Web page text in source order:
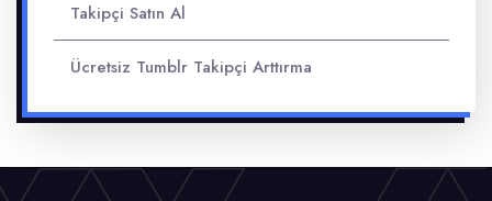
Takipçi Satın Al
Ücretsiz Tumblr Takipçi Arttırma